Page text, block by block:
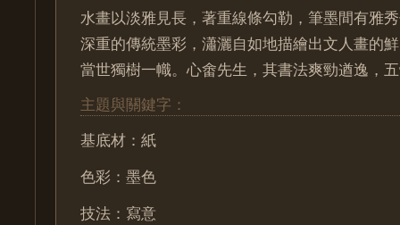
水畫以淡雅見長，著重線條勾勒，筆墨間有雅
深重的傳統墨彩，瀟灑自如地描繪出文人畫的
當世獨樹一幟。心畬先生，其書法爽勁遒逸，
主題與關鍵字：
基底材：紙
色彩：墨色
技法：寫意